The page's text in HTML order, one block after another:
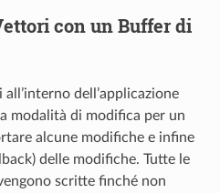
con un Buffer di
dell’applicazione
modalità di modifica per un
alcune modifiche e infine
delle modifiche. Tutte le
scritte finché non